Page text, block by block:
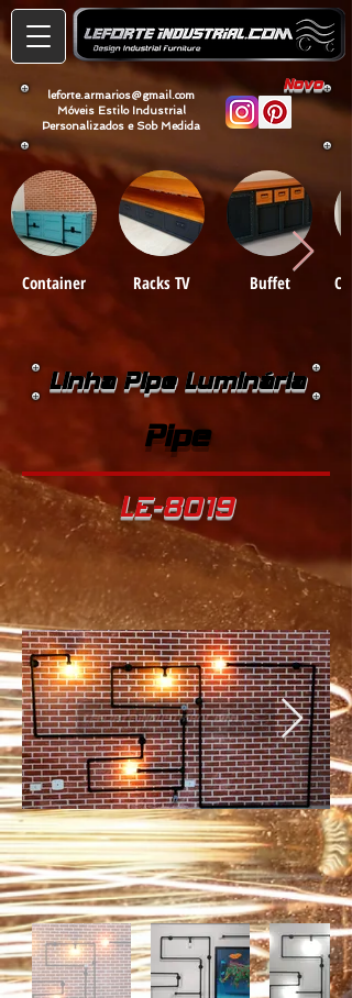
leforte.armarios@gmail.com
Móveis Estilo Industrial
Personalizados e Sob Medida
Novo
Container Racks TV Buffet
Linha Pipe Luminária
Pipe
LE-8019